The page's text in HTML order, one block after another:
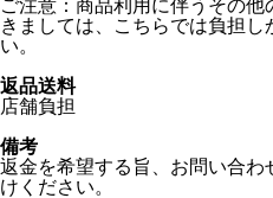
ご注意：商品利用に伴うその
きましては、こちらでは負担
い。
返品送料
店舗負担
備考
返金を希望する旨、お問い合
けください。